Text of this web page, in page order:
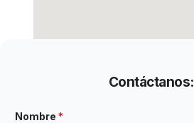
Contáctanos:
Nombre *